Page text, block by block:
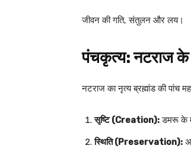
जीवन की गति, संतुलन और लय।
पंचकृत्य: नटराज के
नटराज का नृत्य ब्रह्मांड की पांच
सृष्टि (Creation):डमरू के
स्थिति (Preservation):